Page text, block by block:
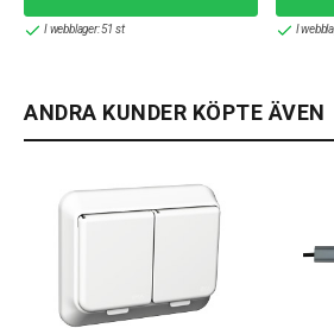
I webblager: 51 st I
ANDRA KUNDER KÖPTE ÄVEN